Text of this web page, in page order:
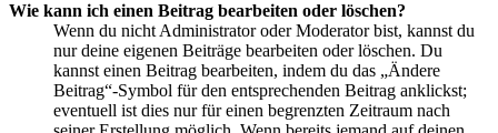
Wie kann ich einen Beitrag bearbeiten oder löschen?
Wenn du nicht Administrator oder Moderator bist, kannst du
nur deine eigenen Beiträge bearbeiten oder löschen. Du
kannst einen Beitrag bearbeiten, indem du das „Ändere
Beitrag“-Symbol für den entsprechenden Beitrag anklickst;
eventuell ist dies nur für einen begrenzten Zeitraum nach